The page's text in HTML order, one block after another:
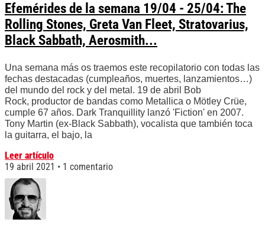
Efemérides de la semana 19/04 - 25/04: The
Rolling Stones, Greta Van Fleet, Stratovarius,
Black Sabbath, Aerosmith...
Una semana más os traemos este recopilatorio con todas las
fechas destacadas (cumpleaños, muertes, lanzamientos…)
del mundo del rock y del metal. 19 de abril Bob
Rock, productor de bandas como Metallica o Mötley Crüe,
cumple 67 años. Dark Tranquillity lanzó 'Fiction' en 2007.
Tony Martin (ex-Black Sabbath), vocalista que también toca
la guitarra, el bajo, la
Leer artículo
19 abril 2021
1 comentario